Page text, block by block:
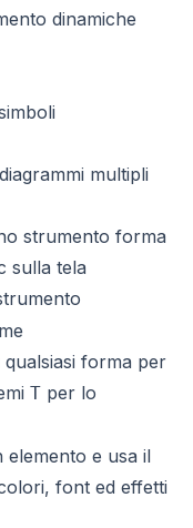
dinamiche
multipli
strumento forma
sulla tela
forma per
T per lo
elemento e usa il
font ed effetti